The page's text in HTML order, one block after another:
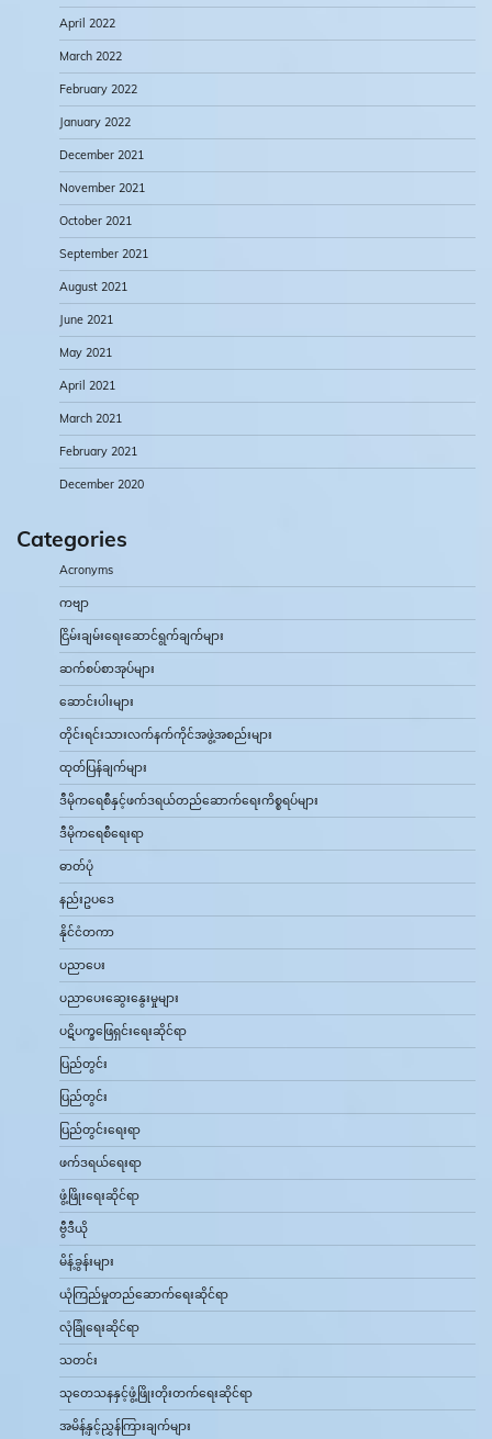
April 2022
March 2022
February 2022
January 2022
December 2021
November 2021
October 2021
September 2021
August 2021
June 2021
May 2021
April 2021
March 2021
February 2021
December 2020
Categories
Acronyms
ကဗျာ
ငြိမ်းချမ်းရေးဆောင်ရွက်ချက်များ
ဆက်စပ်စာအုပ်များ
ဆောင်းပါးများ
တိုင်းရင်းသားလက်နက်ကိုင်အဖွဲ့အစည်းများ
ထုတ်ပြန်ချက်များ
ဒီမိုကရေစီနှင့်ဖက်ဒရယ်တည်ဆောက်‌ရေးကိစ္စရပ်များ
ဒီမိုကရေစီရေးရာ
ဓာတ်ပုံ
နည်းဥပဒေ
နိုင်ငံတကာ
ပညာပေး
ပညာပေးဆွေးနွေးမှုများ
ပဋိပက္ခဖြေရှင်းရေးဆိုင်ရာ
ပြည်တွင်း
ပြည်တွင်း
ပြည်တွင်းရေးရာ
ဖက်ဒရယ်ရေးရာ
ဖွံ့ဖြိုးရေးဆိုင်ရာ
ဗွီဒီယို
မိန့်ခွန်းများ
ယုံကြည်မှုတည်ဆောက်ရေးဆိုင်ရာ
လုံခြုံရေးဆိုင်ရာ
သတင်း
သုတေသနနှင့်ဖွံ့ဖြိုးတိုးတက်ရေးဆိုင်ရာ
အမိန့်နှင့်ညွှန်ကြားချက်များ